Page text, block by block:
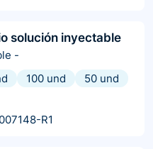
solución inyectable
-
100 und
50 und
R1